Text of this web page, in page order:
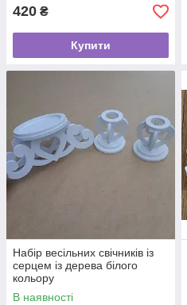
420 ₴
Купити
Набір весільних свічників із
серцем із дерева білого
кольору
В наявності